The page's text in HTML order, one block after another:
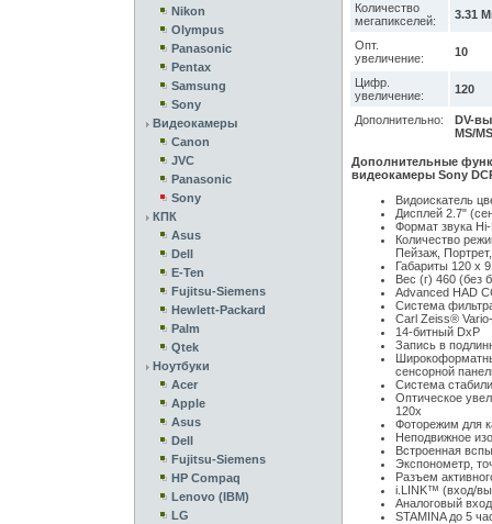
Nikon
Olympus
Panasonic
Pentax
Samsung
Sony
Видеокамеры
Canon
JVC
Panasonic
Sony
КПК
Asus
Dell
E-Ten
Fujitsu-Siemens
Hewlett-Packard
Palm
Qtek
Ноутбуки
Acer
Apple
Asus
Dell
Fujitsu-Siemens
HP Compaq
Lenovo (IBM)
LG
Количество
мегапикселей:
3.31
Опт.
увеличение:
10
Цифр.
увеличение:
120
Дополнительно:
DV-
MS/
Дополнительные
видеокамеры Sony
Видоискатель
Дисплей 2.7"
Формат звука
Количество
Пейзаж,
Габариты 120 х
Вес (г) 460 (без
Advanced HAD
Система
Carl Zeiss®
14-битный DxP
Запись в
сенсорной
Система
Оптическое
120x
Фоторежим для
Неподвижное
Встроенная
Экспонометр,
Разъем
i.LINK™ (вход/
Аналоговый
STAMINA до 5